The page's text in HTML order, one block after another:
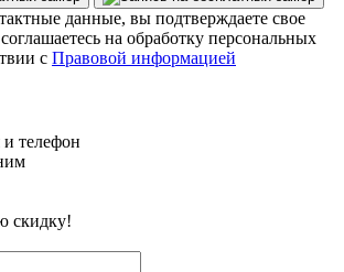
данные, вы подтверждаете свое
на обработку персональных
с Правовой информацией
телефон
скидку!